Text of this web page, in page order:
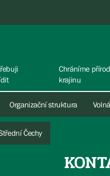
Chráníme
krajinu
Organizační struktura
Čechy